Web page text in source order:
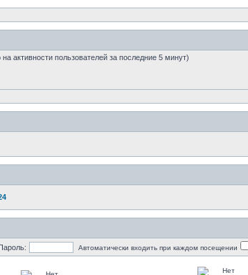
активности пользователей за последние 5 минут)
Автоматически входить при каждом посещении